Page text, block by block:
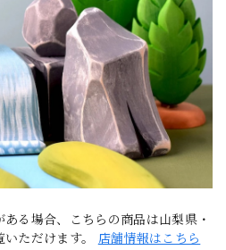
る場合、こちらの商品は山梨県・
ただけます。 店舗情報はこちら